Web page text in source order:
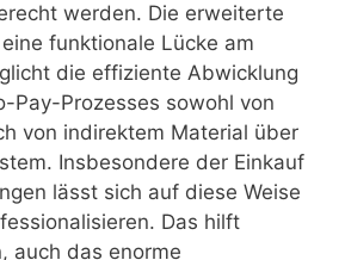
werden. Die erweiterte
funktionale Lücke am
die effiziente Abwicklung
Pay-Prozesses sowohl von
von indirektem Material über
Insbesondere der Einkauf
lässt sich auf diese Weise
Das hilft
auch das enorme